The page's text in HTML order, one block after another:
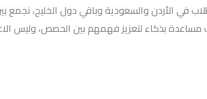
في الأردن والسعودية وباقي دول الخليج، نجمع
مساعدة بذكاء لتعزيز فهمهم بين الحصص، وليس